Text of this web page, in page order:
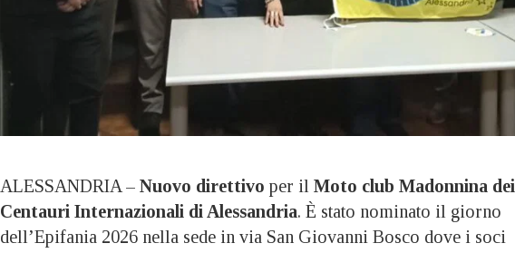
ALESSANDRIA – Nuovo direttivo per il Moto club Madonnina dei
Centauri Internazionali di Alessandria. È stato nominato il giorno
dell’Epifania 2026 nella sede in via San Giovanni Bosco dove i soci